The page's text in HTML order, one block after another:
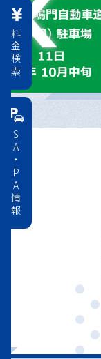
料金検索
SA・PA情報